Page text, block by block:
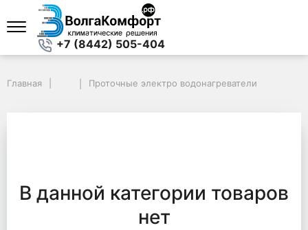
+7 (8442) 505-404
Главная Проточные электро водонагреватели
В данной категории товаров
нет